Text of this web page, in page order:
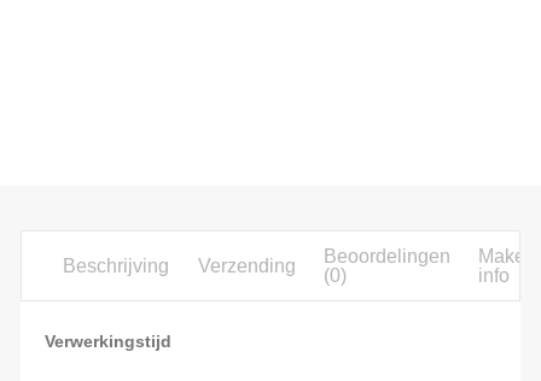
Beschrijving Verzending
Beoordelingen
(0)
Maker
info
Verwerkingstijd